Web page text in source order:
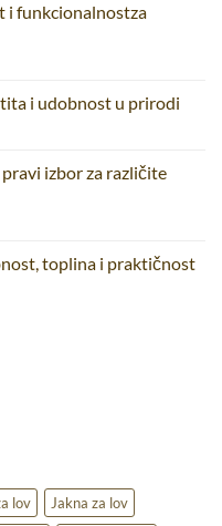
i funkcionalnostza
i udobnost u prirodi
izbor za različite
toplina i praktičnost
lov
Jakna za lov